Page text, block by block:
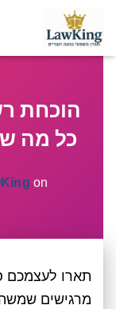
הוכחת
כל מה
on
תארו לעצמכם
מרגישים